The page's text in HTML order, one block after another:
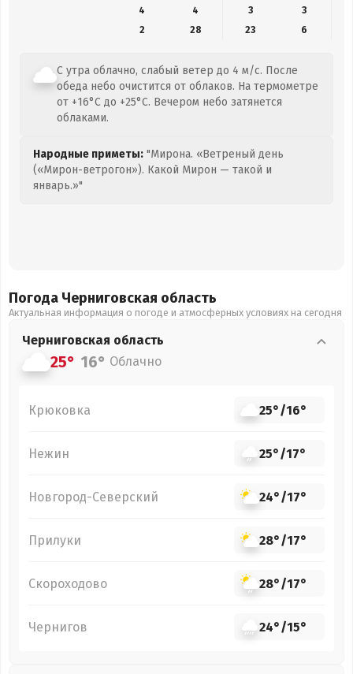
4
4 3
3
2
28 23 6
С утра облачно, слабый ветер до 4 м/с. После
обеда небо очистится от облаков. На термометре
от +16°C до +25°C. Вечером небо затянется
облаками.
Народные приметы: "Мирона. «Ветреный день
(«Мирон-ветрогон»). Какой Мирон — такой и
январь.»"
Погода Черниговская область
Актуальная информация о погоде и атмосферных условиях на сегодня
Черниговская область
25° 16° Облачно
Крюковка 25°/16°
Нежин 25°/17°
Новгород-Северский 24°/17°
Прилуки 28°/17°
Скороходово 28°/17°
Чернигов 24°/15°